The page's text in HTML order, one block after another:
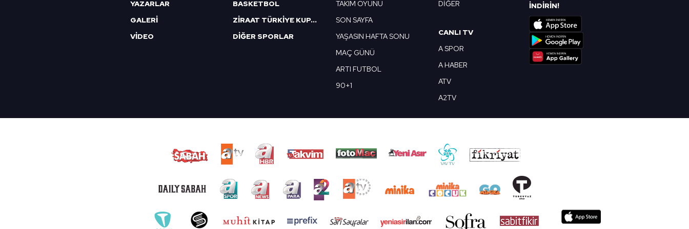
YAZARLAR
GALERİ
VİDEO
BASKETBOL
ZİRAAT TÜRKİYE KUPASI
DİĞER SPORLAR
TAKIM OYUNU
SON SAYFA
YAŞASIN HAFTA SONU
MAÇ GÜNÜ
ARTI FUTBOL
90+1
DİĞER
CANLI TV
A SPOR
A HABER
ATV
A2TV
İNDİRİN!